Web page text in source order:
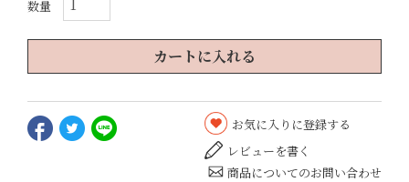
カートに入れる
お気に入りに登録する
レビューを書く
商品についてのお問い合わせ